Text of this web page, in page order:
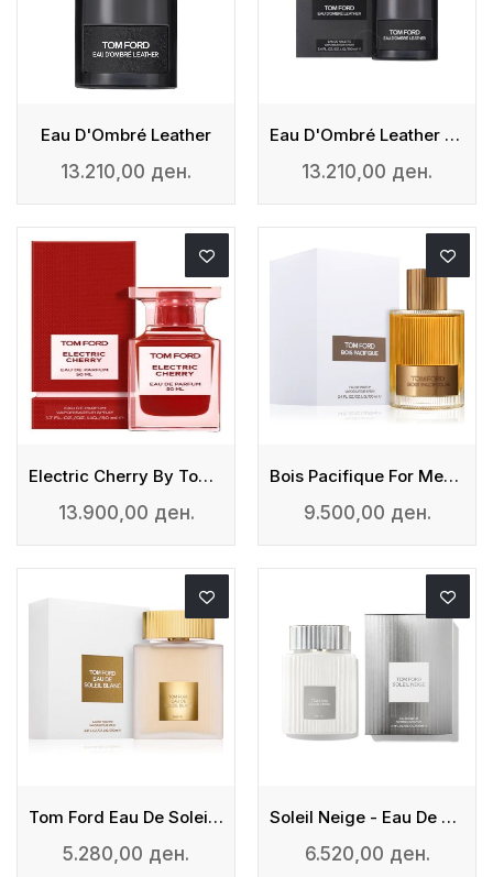
Eau D'Ombré Leather
13.210,00 ден.
Eau D'Ombré Leather Tom Ford For Men
13.210,00 ден.
Electric Cherry By Tom Ford For Women And Men
13.900,00 ден.
Bois Pacifique For Men - Eau De Parfum
9.500,00 ден.
Tom Ford Eau De Soleil Blanc
5.280,00 ден.
Soleil Neige - Eau De Parfum
6.520,00 ден.